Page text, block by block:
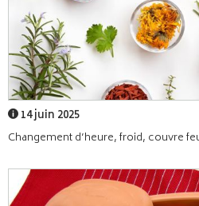
14 juin 2025
Changement d’heure, froid, couvre